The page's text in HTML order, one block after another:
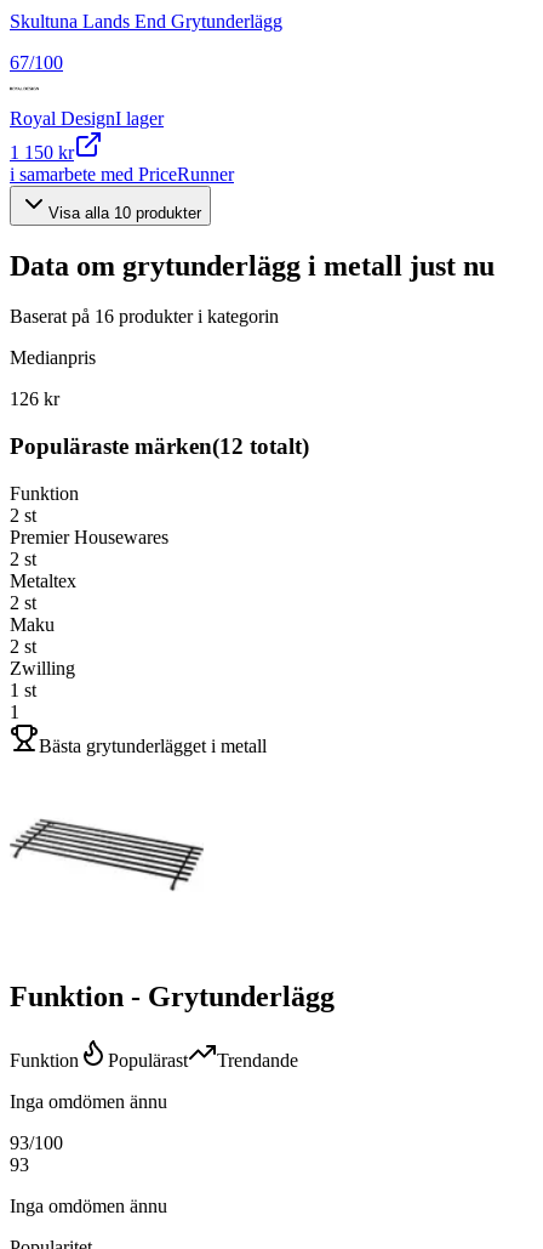
Skultuna Lands End Grytunderlägg
67/100
Royal DesignI lager
1 150 kr
i samarbete med PriceRunner
Visa alla 10 produkter
Data om grytunderlägg i metall just nu
Baserat på 16 produkter i kategorin
Medianpris
126 kr
Populäraste märken(12 totalt)
Funktion
2 st
Premier Housewares
2 st
Metaltex
2 st
Maku
2 st
Zwilling
1 st
1
Bästa grytunderlägget i metall
Funktion - Grytunderlägg
Funktion Populärast
Trendande
Inga omdömen ännu
93/100
93
Inga omdömen ännu